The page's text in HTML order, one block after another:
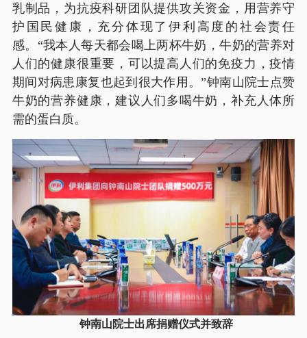
乳制品，为抗疫科研团队提供攻关资金，用营养守
护国民健康，充分体现了伊利高度的社会责任
感。“我本人每天都会喝上两杯牛奶，牛奶的营养对
人们的健康很重要，可以提高人们的免疫力，疫情
期间对病患康复也起到很大作用。”钟南山院士点赞
牛奶的营养健康，建议人们多喝牛奶，补充人体所
需的蛋白质。
钟南山院士出席捐赠仪式并致辞